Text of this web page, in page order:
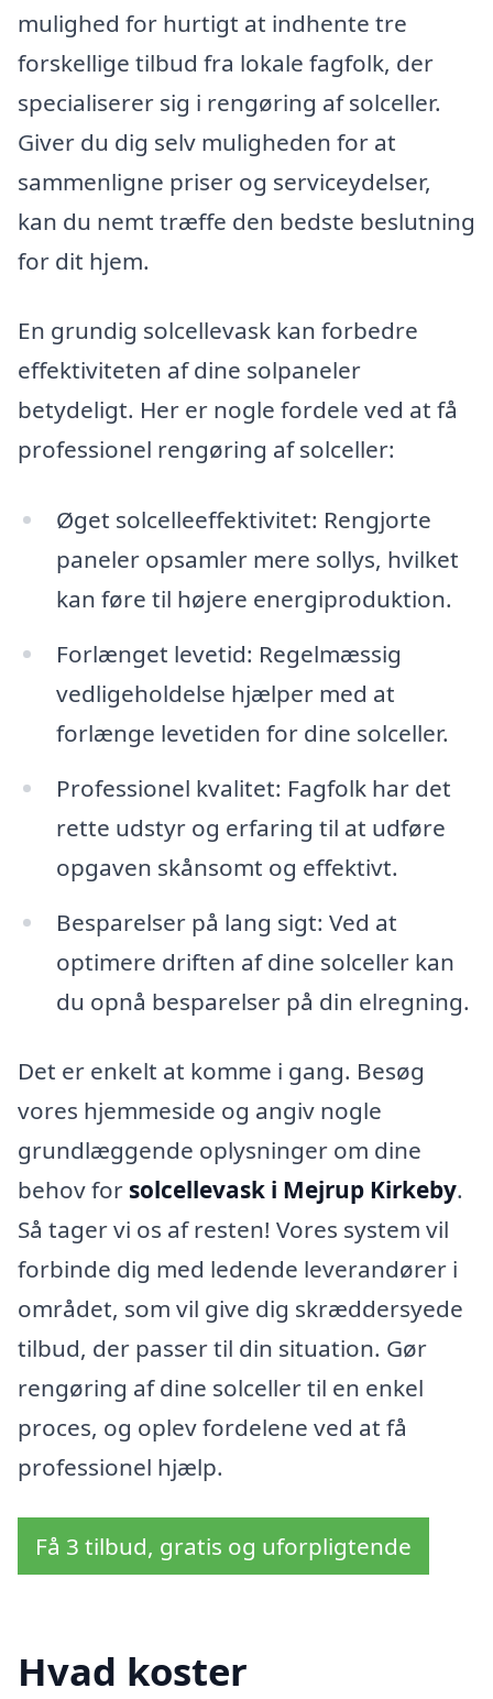
mulighed for hurtigt at indhente tre
forskellige tilbud fra lokale fagfolk, der
specialiserer sig i rengøring af solceller.
Giver du dig selv muligheden for at
sammenligne priser og serviceydelser,
kan du nemt træffe den bedste beslutning
for dit hjem.
En grundig solcellevask kan forbedre
effektiviteten af dine solpaneler
betydeligt. Her er nogle fordele ved at få
professionel rengøring af solceller:
Øget solcelleeffektivitet: Rengjorte
paneler opsamler mere sollys, hvilket
kan føre til højere energiproduktion.
Forlænget levetid: Regelmæssig
vedligeholdelse hjælper med at
forlænge levetiden for dine solceller.
Professionel kvalitet: Fagfolk har det
rette udstyr og erfaring til at udføre
opgaven skånsomt og effektivt.
Besparelser på lang sigt: Ved at
optimere driften af dine solceller kan
du opnå besparelser på din elregning.
Det er enkelt at komme i gang. Besøg
vores hjemmeside og angiv nogle
grundlæggende oplysninger om dine
behov for solcellevask i Mejrup Kirkeby.
Så tager vi os af resten! Vores system vil
forbinde dig med ledende leverandører i
området, som vil give dig skræddersyede
tilbud, der passer til din situation. Gør
rengøring af dine solceller til en enkel
proces, og oplev fordelene ved at få
professionel hjælp.
Få 3 tilbud, gratis og uforpligtende
Hvad koster